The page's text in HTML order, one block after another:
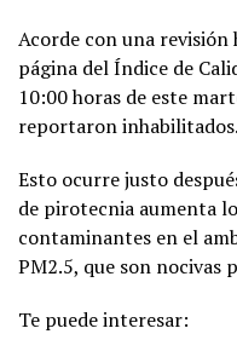
Acorde con una
página del Índice de
10:00 horas de este
reportaron inhabilitados.
Esto ocurre justo
de pirotecnia aumenta
contaminantes en el
PM2.5, que son nocivas
Te puede interesar: